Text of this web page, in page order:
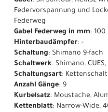
Federvorspannung und
Federweg
Gabel Federweg in mm: 100
Hinterbaudämpfer: -
Schaltung: Shimano 9-fach
Schaltwerk: Shimano,
Schaltungsart:
Anzahl Gänge: 9
Kurbelsatz: Moustache,
Kettenblatt: Narrow-Wide,